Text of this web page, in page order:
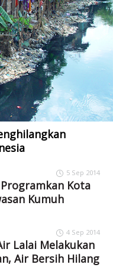
5 Sep 2014
Kota
Kumuh
4 Sep 2014
Lalai Melakukan
Air Bersih Hilang